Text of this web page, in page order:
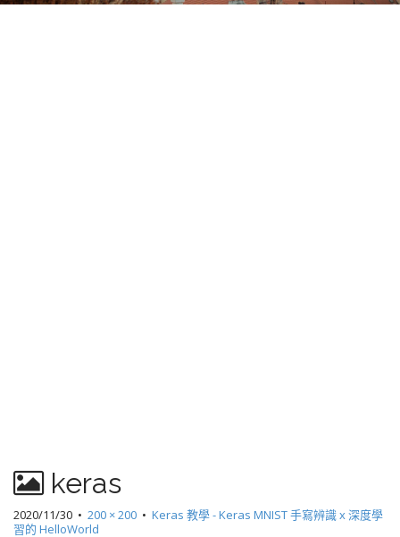
keras
2020/11/30 • 200 × 200 • Keras 教學 - Keras MNIST 手寫辨識 x 深度學
習的 HelloWorld